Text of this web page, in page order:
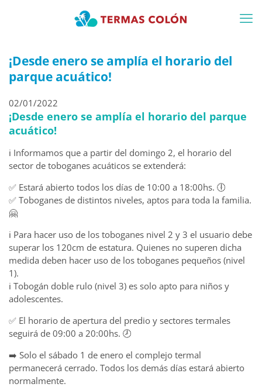
¡Desde enero se amplía el horario del
parque acuático!
02/01/2022
¡Desde enero se amplía el horario del parque
acuático!
ℹ Informamos que a partir del domingo 2, el horario del
sector de toboganes acuáticos se extenderá:
✅ Estará abierto todos los días de 10:00 a 18:00hs. 🕕
✅ Toboganes de distintos niveles, aptos para toda la familia.
🤗
ℹ Para hacer uso de los toboganes nivel 2 y 3 el usuario debe
superar los 120cm de estatura. Quienes no superen dicha
medida deben hacer uso de los toboganes pequeños (nivel
1).
ℹ Tobogán doble rulo (nivel 3) es solo apto para niños y
adolescentes.
✅ El horario de apertura del predio y sectores termales
seguirá de 09:00 a 20:00hs. 🕗
➡️ Solo el sábado 1 de enero el complejo termal
permanecerá cerrado. Todos los demás días estará abierto
normalmente.